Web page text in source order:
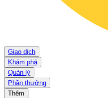
Giao dịch
Khám phá
Quản lý
Phần thưởng
Thêm